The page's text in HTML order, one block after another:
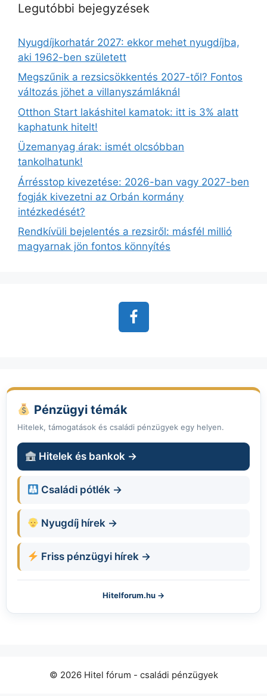
Legutóbbi bejegyzések
Nyugdíjkorhatár 2027: ekkor mehet nyugdíjba,
aki 1962-ben született
Megszűnik a rezsicsökkentés 2027-től? Fontos
változás jöhet a villanyszámláknál
Otthon Start lakáshitel kamatok: itt is 3% alatt
kaphatunk hitelt!
Üzemanyag árak: ismét olcsóbban
tankolhatunk!
Árrésstop kivezetése: 2026-ban vagy 2027-ben
fogják kivezetni az Orbán kormány
intézkedését?
Rendkívüli bejelentés a rezsiről: másfél millió
magyarnak jön fontos könnyítés
Pénzügyi témák
Hitelek, támogatások és családi pénzügyek egy helyen.
Hitelek és bankok →
Családi pótlék →
Nyugdíj hírek →
Friss pénzügyi hírek →
Hitelforum.hu →
© 2026 Hitel fórum - családi pénzügyek